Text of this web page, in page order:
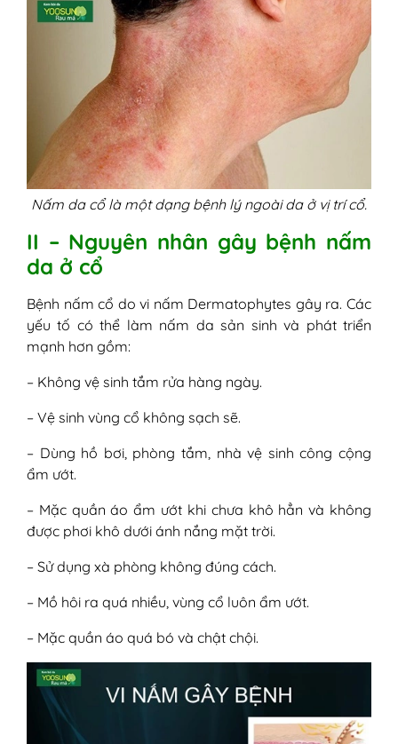
Nấm da cổ là một dạng bệnh lý ngoài da ở vị trí cổ.
II – Nguyên nhân gây bệnh nấm
da ở cổ
Bệnh nấm cổ do vi nấm Dermatophytes gây ra. Các
yếu tố có thể làm nấm da sản sinh và phát triển
mạnh hơn gồm:
– Không vệ sinh tắm rửa hàng ngày.
– Vệ sinh vùng cổ không sạch sẽ.
– Dùng hồ bơi, phòng tắm, nhà vệ sinh công cộng
ẩm ướt.
– Mặc quần áo ẩm ướt khi chưa khô hẳn và không
được phơi khô dưới ánh nắng mặt trời.
– Sử dụng xà phòng không đúng cách.
– Mồ hôi ra quá nhiều, vùng cổ luôn ẩm ướt.
– Mặc quần áo quá bó và chật chội.